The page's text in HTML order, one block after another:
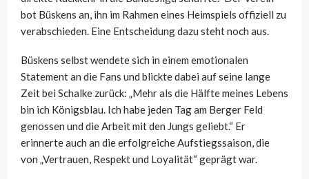
bot Büskens an, ihn im Rahmen eines Heimspiels offiziell zu
verabschieden. Eine Entscheidung dazu steht noch aus.
Büskens selbst wendete sich in einem emotionalen
Statement an die Fans und blickte dabei auf seine lange
Zeit bei Schalke zurück: „Mehr als die Hälfte meines Lebens
bin ich Königsblau. Ich habe jeden Tag am Berger Feld
genossen und die Arbeit mit den Jungs geliebt.“ Er
erinnerte auch an die erfolgreiche Aufstiegssaison, die
von „Vertrauen, Respekt und Loyalität“ geprägt war.